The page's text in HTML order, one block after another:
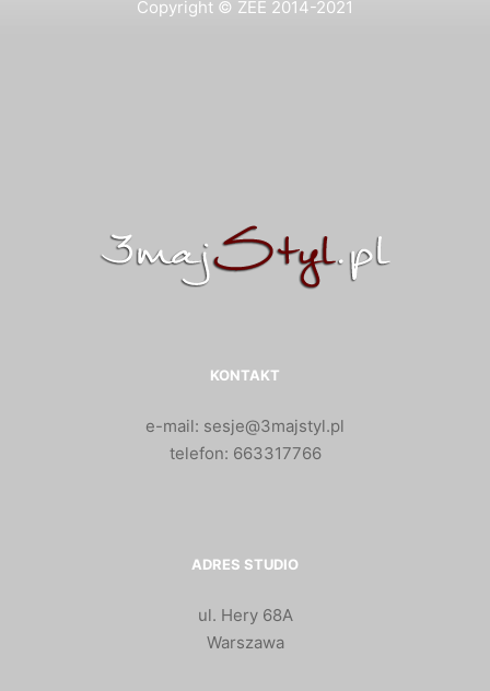
Copyright © ZEE 2014-2021
KONTAKT
e-mail: sesje@3majstyl.pl
telefon: 663317766
ADRES STUDIO
ul. Hery 68A
Warszawa